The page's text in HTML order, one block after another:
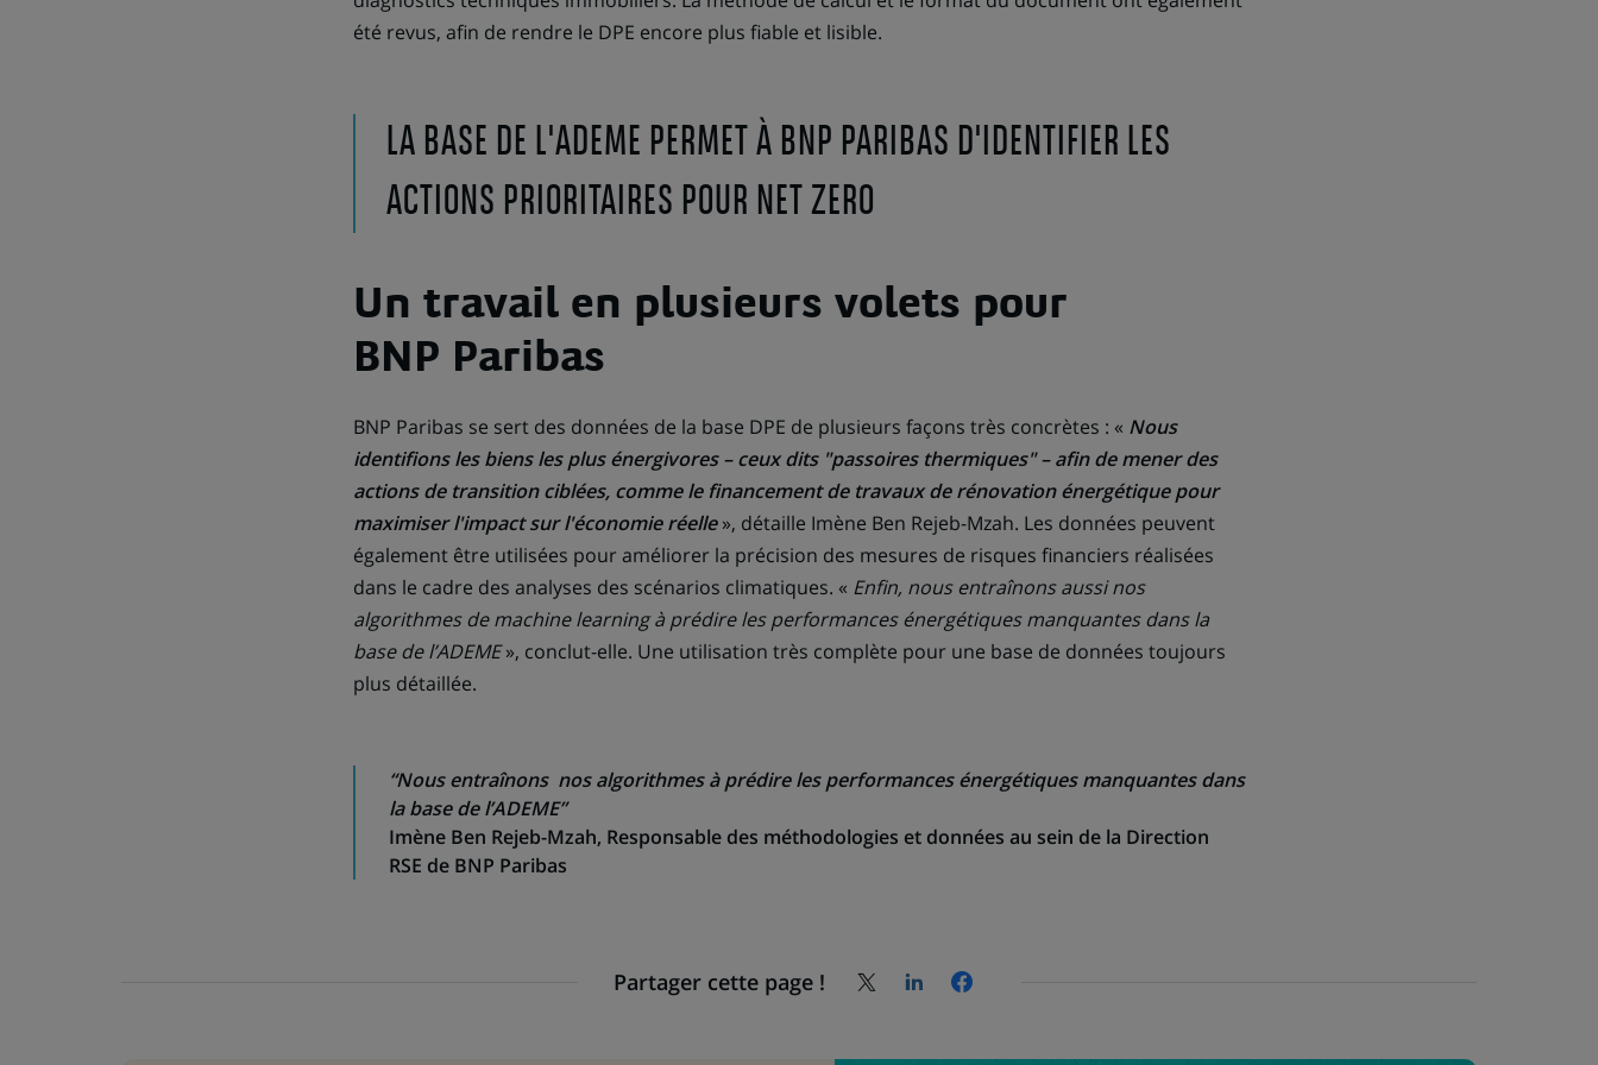
été revus, afin de rendre le DPE encore plus fiable et lisible.
LA BASE DE L'ADEME PERMET À BNP PARIBAS D'IDENTIFIER LES
ACTIONS PRIORITAIRES POUR NET ZERO
Un travail en plusieurs volets pour
BNP Paribas
BNP Paribas se sert des données de la base DPE de plusieurs façons très concrètes : « Nous
identifions les biens les plus énergivores – ceux dits "passoires thermiques" – afin de mener des
actions de transition ciblées, comme le financement de travaux de rénovation énergétique pour
maximiser l'impact sur l'économie réelle», détaille Imène Ben Rejeb-Mzah. Les données peuvent
également être utilisées pour améliorer la précision des mesures de risques financiers réalisées
dans le cadre des analyses des scénarios climatiques. « Enfin, nous entraînons aussi nos
algorithmes de machine learning à prédire les performances énergétiques manquantes dans la
base de l’ADEME», conclut-elle. Une utilisation très complète pour une base de données toujours
plus détaillée.
“Nous entraînons nos algorithmes à prédire les performances énergétiques manquantes dans
la base de l’ADEME”
Imène Ben Rejeb-Mzah, Responsable des méthodologies et données au sein de la Direction
RSE de BNP Paribas
Partager cette page !
Partagez
sur
Partagez
sur
Partagez
sur